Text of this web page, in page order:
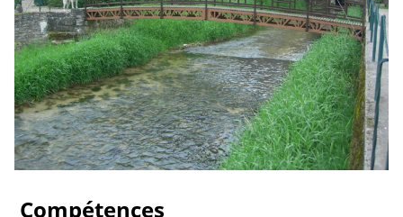
Compétences